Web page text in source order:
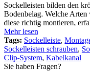
Sockelleisten bilden den
Bodenbelag. Welche
diese richtig montieren,
Mehr lesen
Tags: Sockelleiste,
Sockelleisten schrauben,
Clip-System, Kabelkanal
Sie haben Fragen?